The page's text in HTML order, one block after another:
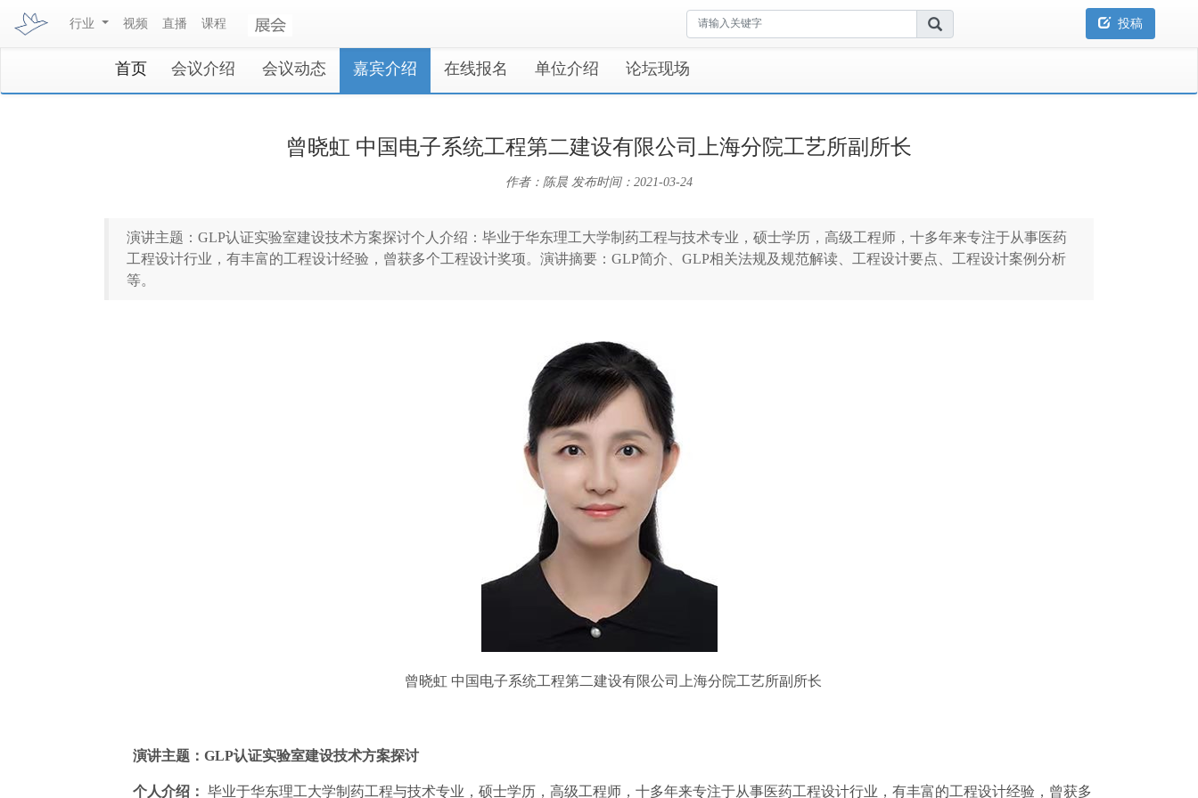
行业 视频 直播 课程 投稿
首页 会议介绍 会议动态 嘉宾介绍 在线报名 单位介绍 论坛现场
曾晓虹 中国电子系统工程第二建设有限公司上海分院工艺所副所长
作者：陈晨 发布时间：2021-03-24
演讲主题：GLP认证实验室建设技术方案探讨个人介绍：毕业于华东理工大学制药工程与技术专业，硕士学历，高级工程师，十多年来专注于从事医药
工程设计行业，有丰富的工程设计经验，曾获多个工程设计奖项。演讲摘要：GLP简介、GLP相关法规及规范解读、工程设计要点、工程设计案例分析
等。
曾晓虹 中国电子系统工程第二建设有限公司上海分院工艺所副所长
演讲主题： GLP认证实验室建设技术方案探讨
个人介绍： 毕业于华东理工大学制药工程与技术专业，硕士学历，高级工程师，十多年来专注于从事医药工程设计行业，有丰富的工程设计经验，曾获多